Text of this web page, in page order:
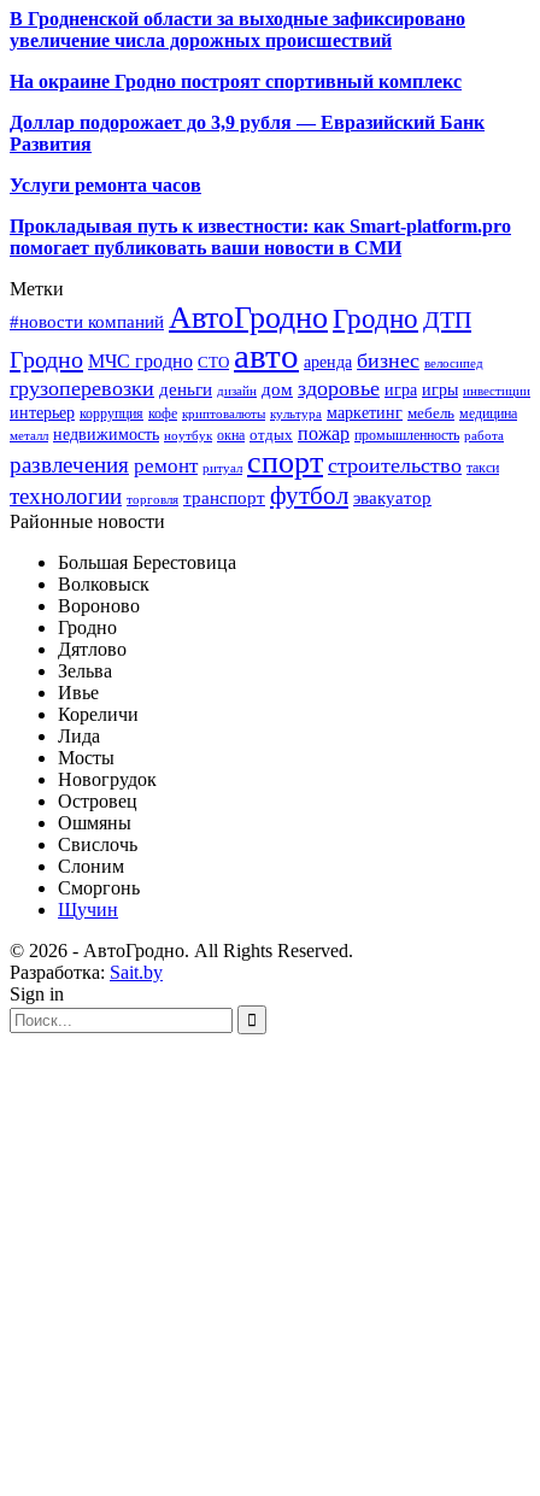
В Гродненской области за выходные зафиксировано
увеличение числа дорожных происшествий
На окраине Гродно построят спортивный комплекс
Доллар подорожает до 3,9 рубля — Евразийский Банк
Развития
Услуги ремонта часов
Прокладывая путь к известности: как Smart-platform.pro
помогает публиковать ваши новости в СМИ
Метки
#новости компаний АвтоГродноГродно ДТП
Гродно МЧС гродно СТО авто аренда бизнес велосипед
грузоперевозки деньги дизайн дом здоровье игра игры инвестиции
интерьер коррупция кофе криптовалюты культура маркетинг мебель медицина
металл недвижимость ноутбук окна отдых пожар промышленность работа
развлечения ремонт ритуал спорт строительство такси
технологии торговля транспорт футбол эвакуатор
Районные новости
Большая Берестовица
Волковыск
Вороново
Гродно
Дятлово
Зельва
Ивье
Кореличи
Лида
Мосты
Новогрудок
Островец
Ошмяны
Свислочь
Слоним
Сморгонь
Щучин
© 2026 - АвтоГродно. All Rights Reserved.
Разработка: Sait.by
Sign in